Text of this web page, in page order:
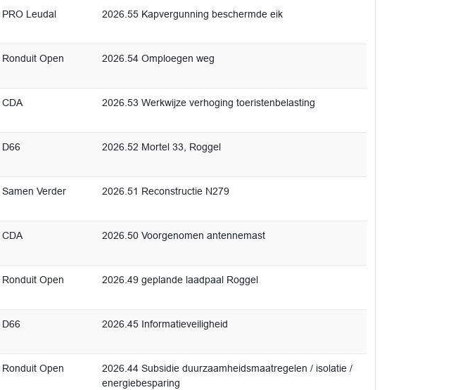
Leudal 2026.55 Kapvergunning beschermde eik
Open 2026.54 Omploegen weg
2026.53 Werkwijze verhoging toeristenbelasting
2026.52 Mortel 33, Roggel
Verder 2026.51 Reconstructie N279
2026.50 Voorgenomen antennemast
Open 2026.49 geplande laadpaal Roggel
2026.45 Informatieveiligheid
Open
2026.44 Subsidie duurzaamheidsmaatregelen / isolatie /
energiebesparing